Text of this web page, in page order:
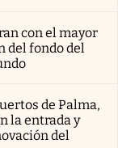
con el mayor
del fondo del
de Palma,
la entrada y
del